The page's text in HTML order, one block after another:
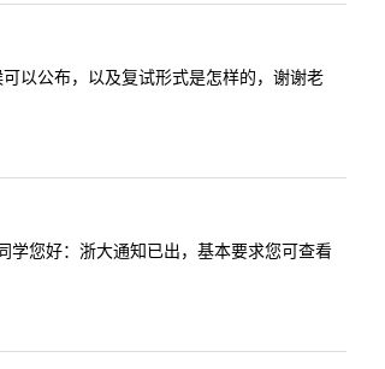
以公布，以及复试形式是怎样的，谢谢老
您好：浙大通知已出，基本要求您可查看